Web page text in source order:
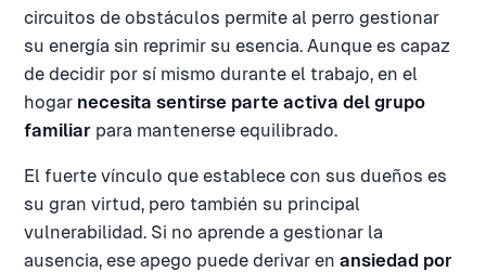
circuitos de obstáculos permite al perro gestionar
su energía sin reprimir su esencia. Aunque es capaz
de decidir por sí mismo durante el trabajo, en el
hogar necesita sentirse parte activa del grupo
familiar para mantenerse equilibrado.
El fuerte vínculo que establece con sus dueños es
su gran virtud, pero también su principal
vulnerabilidad. Si no aprende a gestionar la
ausencia, ese apego puede derivar en ansiedad por